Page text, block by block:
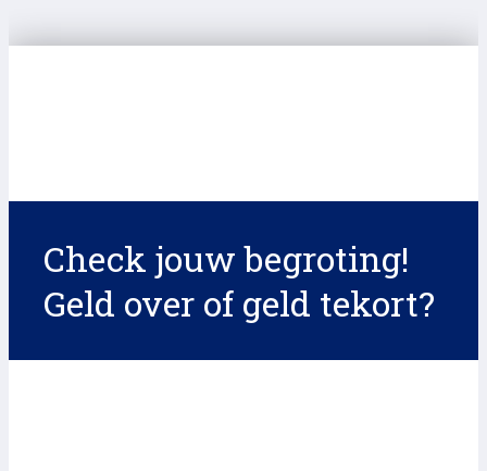
Check jouw begroting!
Geld over of geld tekort?